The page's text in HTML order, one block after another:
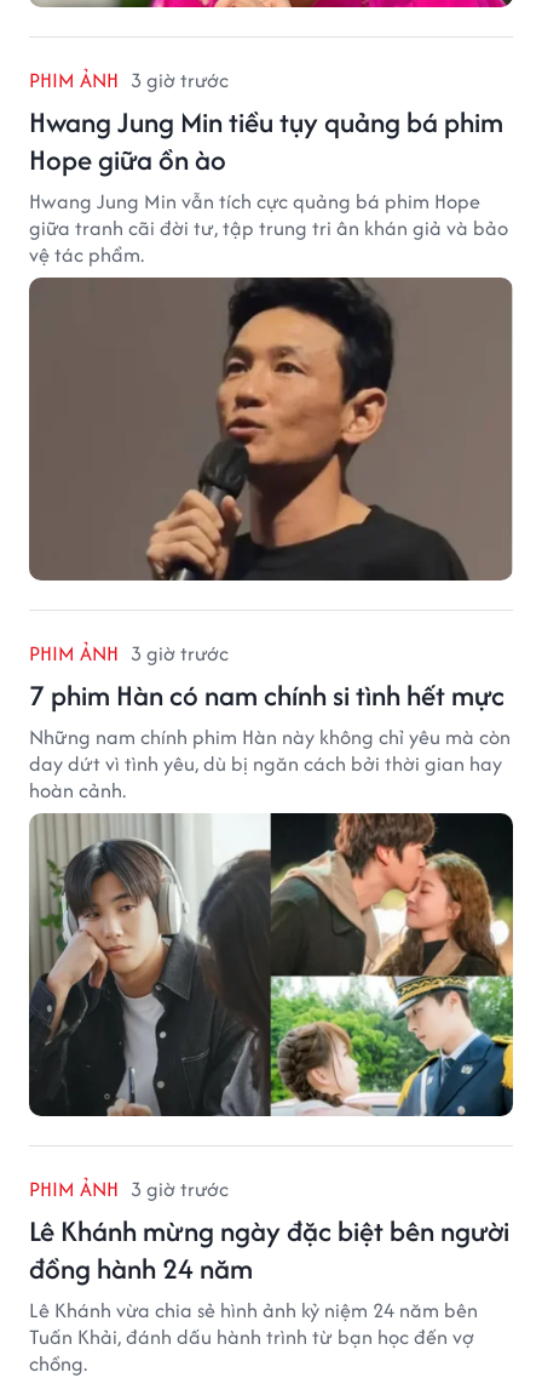
PHIM ẢNH 3 giờ trước
Hwang Jung Min tiều tụy quảng bá phim
Hope giữa ồn ào
Hwang Jung Min vẫn tích cực quảng bá phim Hope
giữa tranh cãi đời tư, tập trung tri ân khán giả và bảo
vệ tác phẩm.
PHIM ẢNH 3 giờ trước
7 phim Hàn có nam chính si tình hết mực
Những nam chính phim Hàn này không chỉ yêu mà còn
day dứt vì tình yêu, dù bị ngăn cách bởi thời gian hay
hoàn cảnh.
PHIM ẢNH 3 giờ trước
Lê Khánh mừng ngày đặc biệt bên người
đồng hành 24 năm
Lê Khánh vừa chia sẻ hình ảnh kỷ niệm 24 năm bên
Tuấn Khải, đánh dấu hành trình từ bạn học đến vợ
chồng.